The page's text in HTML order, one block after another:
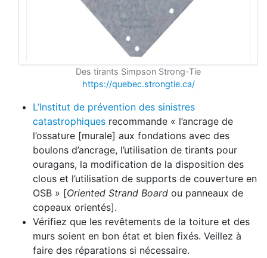
Des tirants Simpson Strong-Tie
https://quebec.strongtie.ca/
L’Institut de prévention des sinistres
catastrophiques recommande « l’ancrage de
l’ossature [murale] aux fondations avec des
boulons d’ancrage, l’utilisation de tirants pour
ouragans, la modification de la disposition des
clous et l’utilisation de supports de couverture en
OSB » [Oriented Strand Board ou panneaux de
copeaux orientés].
Vérifiez que les revêtements de la toiture et des
murs soient en bon état et bien fixés. Veillez à
faire des réparations si nécessaire.